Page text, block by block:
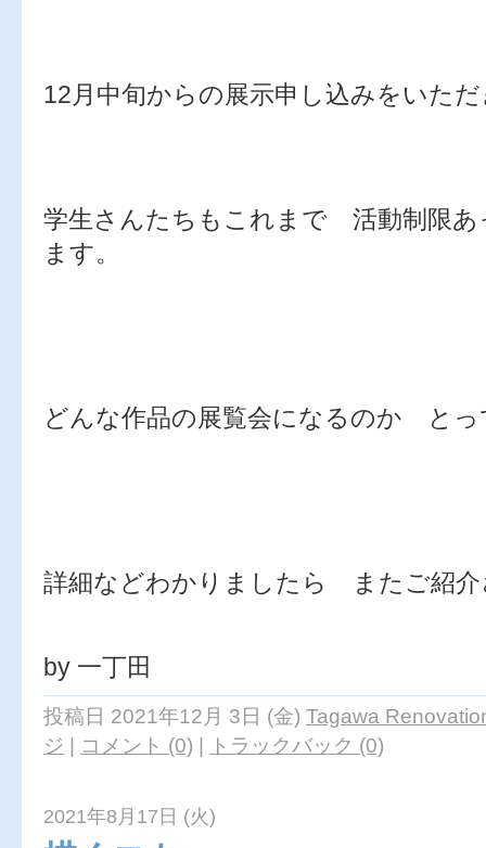
12月中旬からの展示申し込みをいた
学生さんたちもこれまで 活動制限あ
ます。
どんな作品の展覧会になるのか と
詳細などわかりましたら またご紹
by 一丁田
投稿日 2021年12月 3日 (金) Tagawa
ジ | コメント (0) | トラックバック (0)
2021年8月17日 (火)